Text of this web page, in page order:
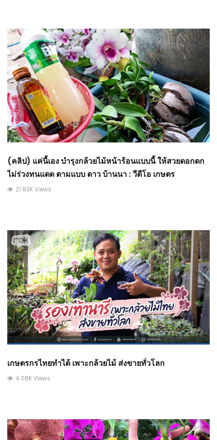
(คลิป) แค่นี้เอง บำรุงกล้วยไม้หน้าร้อนแบบนี้ ให้สวยดอกดก
ไม่ร่วงทนแดด ตามแบบ ดาว บ้านนา : วีดีโอ เกษตร
21.83K Views
เกษตรกรไทยทำได้ เพาะกล้วยไม้ ส่งขายทั่วโลก
4.08K Views